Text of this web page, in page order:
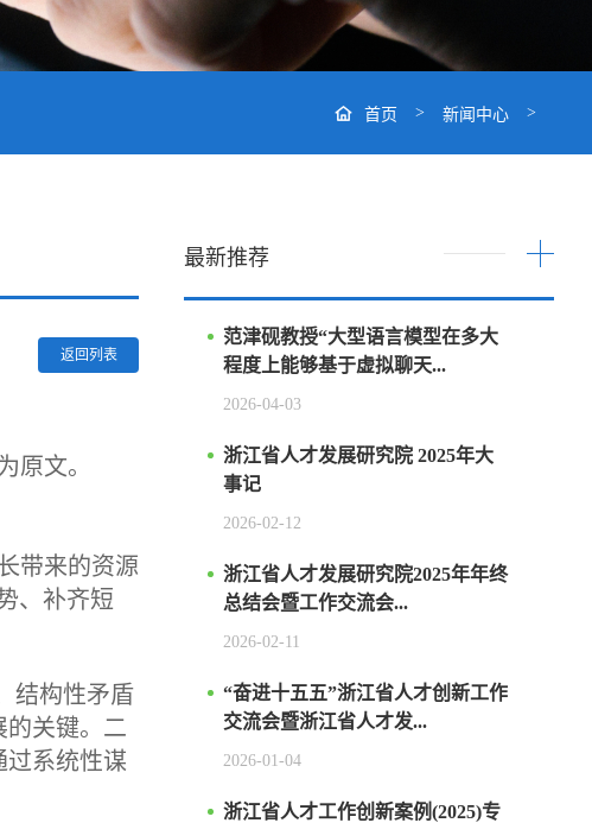
首页 > 新闻中心 >
返回列表
原文。
带来的资源
、补齐短
结构性矛盾
的关键。二
过系统性谋
最新推荐
范津砚教授“大型语言模型在多大
程度上能够基于虚拟聊天...
2026-04-03
浙江省人才发展研究院 2025年大
事记
2026-02-12
浙江省人才发展研究院2025年年终
总结会暨工作交流会...
2026-02-11
“奋进十五五”浙江省人才创新工作
交流会暨浙江省人才发...
2026-01-04
浙江省人才工作创新案例(2025)专